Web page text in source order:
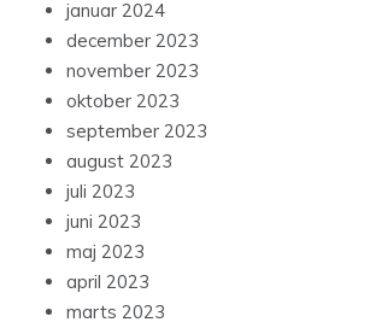
januar 2024
december 2023
november 2023
oktober 2023
september 2023
august 2023
juli 2023
juni 2023
maj 2023
april 2023
marts 2023